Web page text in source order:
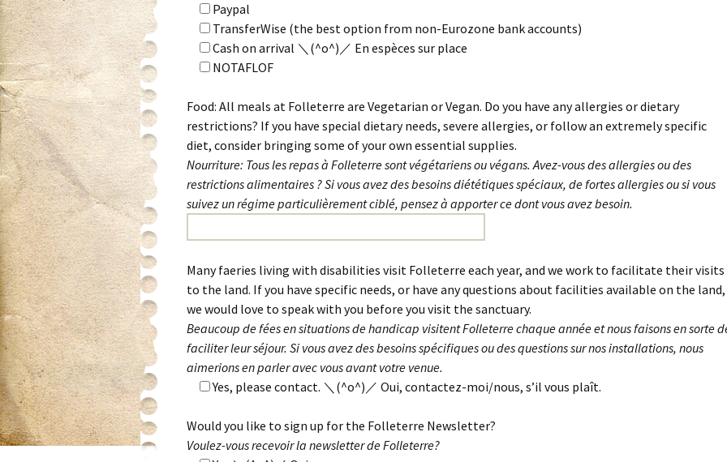
Paypal
TransferWise (the best option from non-Eurozone bank accounts)
Cash on arrival ＼(^o^)／ En espèces sur place
NOTAFLOF
Food: All meals at Folleterre are Vegetarian or Vegan. Do you have any allergies or dietary
restrictions? If you have special dietary needs, severe allergies, or follow an extremely specific
diet, consider bringing some of your own essential supplies.
Nourriture: Tous les repas à Folleterre sont végétariens ou végans. Avez-vous des allergies ou des
restrictions alimentaires ? Si vous avez des besoins diététiques spéciaux, de fortes allergies ou si vous
suivez un régime particulièrement ciblé, pensez à apporter ce dont vous avez besoin.
Many faeries living with disabilities visit Folleterre each year, and we work to facilitate their visits
to the land. If you have specific needs, or have any questions about facilities available on the land,
we would love to speak with you before you visit the sanctuary.
Beaucoup de fées en situations de handicap visitent Folleterre chaque année et nous faisons en sorte
faciliter leur séjour. Si vous avez des besoins spécifiques ou des questions sur nos installations, nous
aimerions en parler avec vous avant votre venue.
Yes, please contact. ＼(^o^)／ Oui, contactez-moi/nous, s’il vous plaît.
Would you like to sign up for the Folleterre Newsletter?
Voulez-vous recevoir la newsletter de Folleterre?